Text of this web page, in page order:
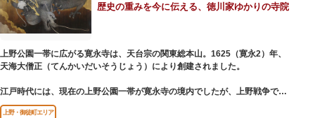
歴史の重みを今に伝える、徳川家ゆかりの寺院
上野公園一帯に広がる寛永寺は、天台宗の関東総本山。1625（寛永2）年、
天海大僧正（てんかいだいそうじょう）により創建されました。
江戸時代には、現在の上野公園一帯が寛永寺の境内でしたが、上野戦争でそ
の多くを焼失。現在は根本中堂をはじめ開山堂（両大師）、不忍池辯天堂、
上野・御徒町エリア